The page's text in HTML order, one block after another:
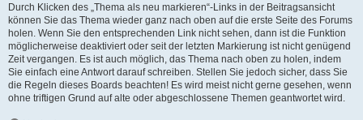
Durch Klicken des „Thema als neu markieren“-Links in der Beitragsansicht
können Sie das Thema wieder ganz nach oben auf die erste Seite des Forums
holen. Wenn Sie den entsprechenden Link nicht sehen, dann ist die Funktion
möglicherweise deaktiviert oder seit der letzten Markierung ist nicht genügend
Zeit vergangen. Es ist auch möglich, das Thema nach oben zu holen, indem
Sie einfach eine Antwort darauf schreiben. Stellen Sie jedoch sicher, dass Sie
die Regeln dieses Boards beachten! Es wird meist nicht gerne gesehen, wenn
ohne triftigen Grund auf alte oder abgeschlossene Themen geantwortet wird.